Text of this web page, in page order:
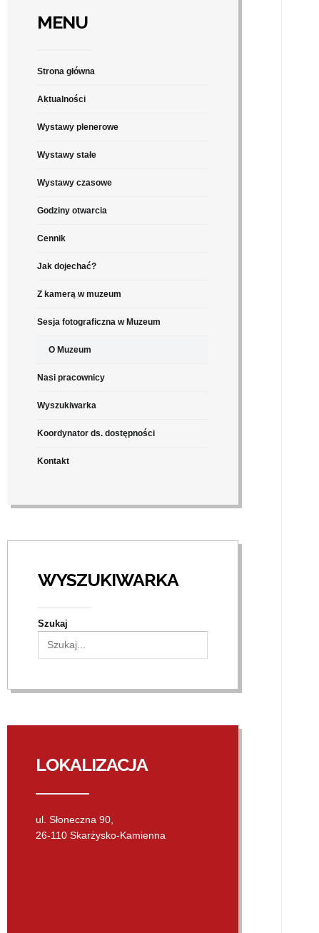
MENU
Strona główna
Aktualności
Wystawy plenerowe
Wystawy stałe
Wystawy czasowe
Godziny otwarcia
Cennik
Jak dojechać?
Z kamerą w muzeum
Sesja fotograficzna w Muzeum
O Muzeum
Nasi pracownicy
Wyszukiwarka
Koordynator ds. dostępności
Kontakt
WYSZUKIWARKA
Szukaj
LOKALIZACJA
ul. Słoneczna 90,
26-110 Skarżysko-Kamienna